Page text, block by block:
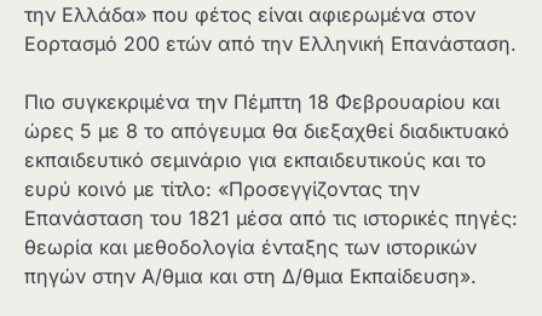
την Ελλάδα» που φέτος είναι αφιερωμένα στον
Εορτασμό 200 ετών από την Ελληνική Επανάσταση.
Πιο συγκεκριμένα την Πέμπτη 18 Φεβρουαρίου και
ώρες 5 με 8 το απόγευμα θα διεξαχθεί διαδικτυακό
εκπαιδευτικό σεμινάριο για εκπαιδευτικούς και το
ευρύ κοινό με τίτλο: «Προσεγγίζοντας την
Επανάσταση του 1821 μέσα από τις ιστορικές πηγές:
θεωρία και μεθοδολογία ένταξης των ιστορικών
πηγών στην Α/θμια και στη Δ/θμια Εκπαίδευση».